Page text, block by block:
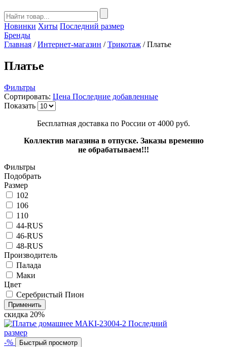
Новинки Хиты Последний размер
Бренды
Главная / Интернет-магазин / Трикотаж /Платье
Платье
Фильтры
Сортировать: Цена Последние добавленные
Показать
Бесплатная доставка по России от 4000 руб.
Коллектив магазина в отпуске. Заказы временно
не обрабатываем!!!
Фильтры
Подобрать
Размер
102
106
110
44-RUS
46-RUS
48-RUS
Производитель
Палада
Маки
Цвет
Серебристый Пион
Применить
скидка 20%
Последний
размер
-%
Быстрый просмотр